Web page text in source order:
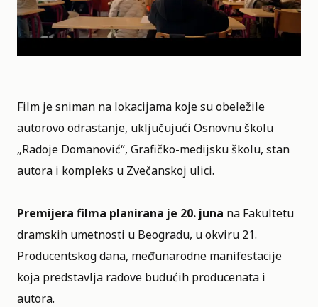
Film je sniman na lokacijama koje su obeležile
autorovo odrastanje, uključujući Osnovnu školu
„Radoje Domanović“, Grafičko-medijsku školu, stan
autora i kompleks u Zvečanskoj ulici.
Premijera filma planirana je 20. juna na Fakultetu
dramskih umetnosti u Beogradu, u okviru 21.
Producentskog dana, međunarodne manifestacije
koja predstavlja radove budućih producenata i
autora.